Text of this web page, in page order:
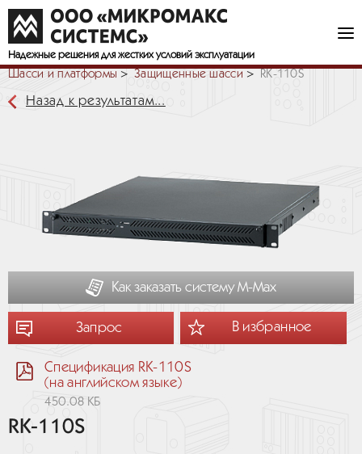
Надежные решения для жестких условий эксплуатации
Шасси и платформы Защищенные шасси RK-110S
Назад к результатам...
Как заказать систему М-Мах
Запрос В избранное
Спецификация RK-110S
(на английском языке)
450.08 КБ
RK-110S